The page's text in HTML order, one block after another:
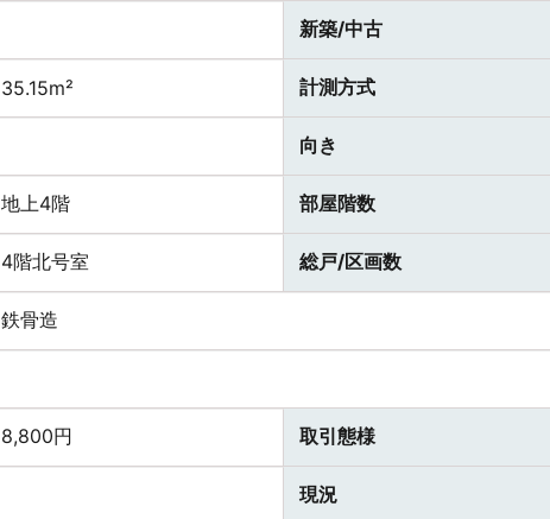
新築/中古
35.15m² 計測方式
向き
地上4階 部屋階数
4階北号室 総戸/区画数
鉄骨造
8,800円 取引態様
現況